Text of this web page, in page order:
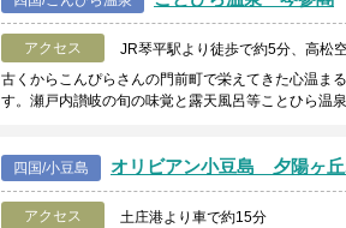
アクセス
JR琴平駅より徒歩で約5分、高松
古くからこんぴらさんの門前町で栄えてきた心温ま
す。瀬戸内讃岐の旬の味覚と露天風呂等ことひら温
四国/小豆島 オリビアン小豆島 夕陽ヶ
アクセス
土庄港より車で約15分